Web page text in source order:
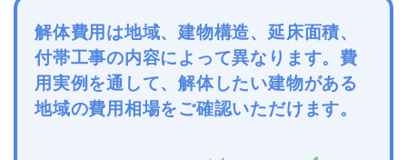
解体費用は地域、建物構造、延床面積、
付帯工事の内容によって異なります。費
用実例を通して、解体したい建物がある
地域の費用相場をご確認いただけます。